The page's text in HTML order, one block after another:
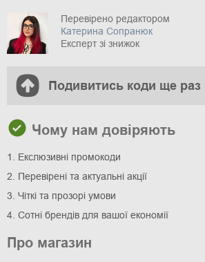
Перевірено редактором
Катерина Сопранюк
Експерт зі знижок
Подивитись коди ще раз
Чому нам довіряють
1. Екслюзивні промокоди
2. Перевірені та актуальні акції
3. Чіткі та прозорі умови
4. Сотні брендів для вашої економії
Про магазин